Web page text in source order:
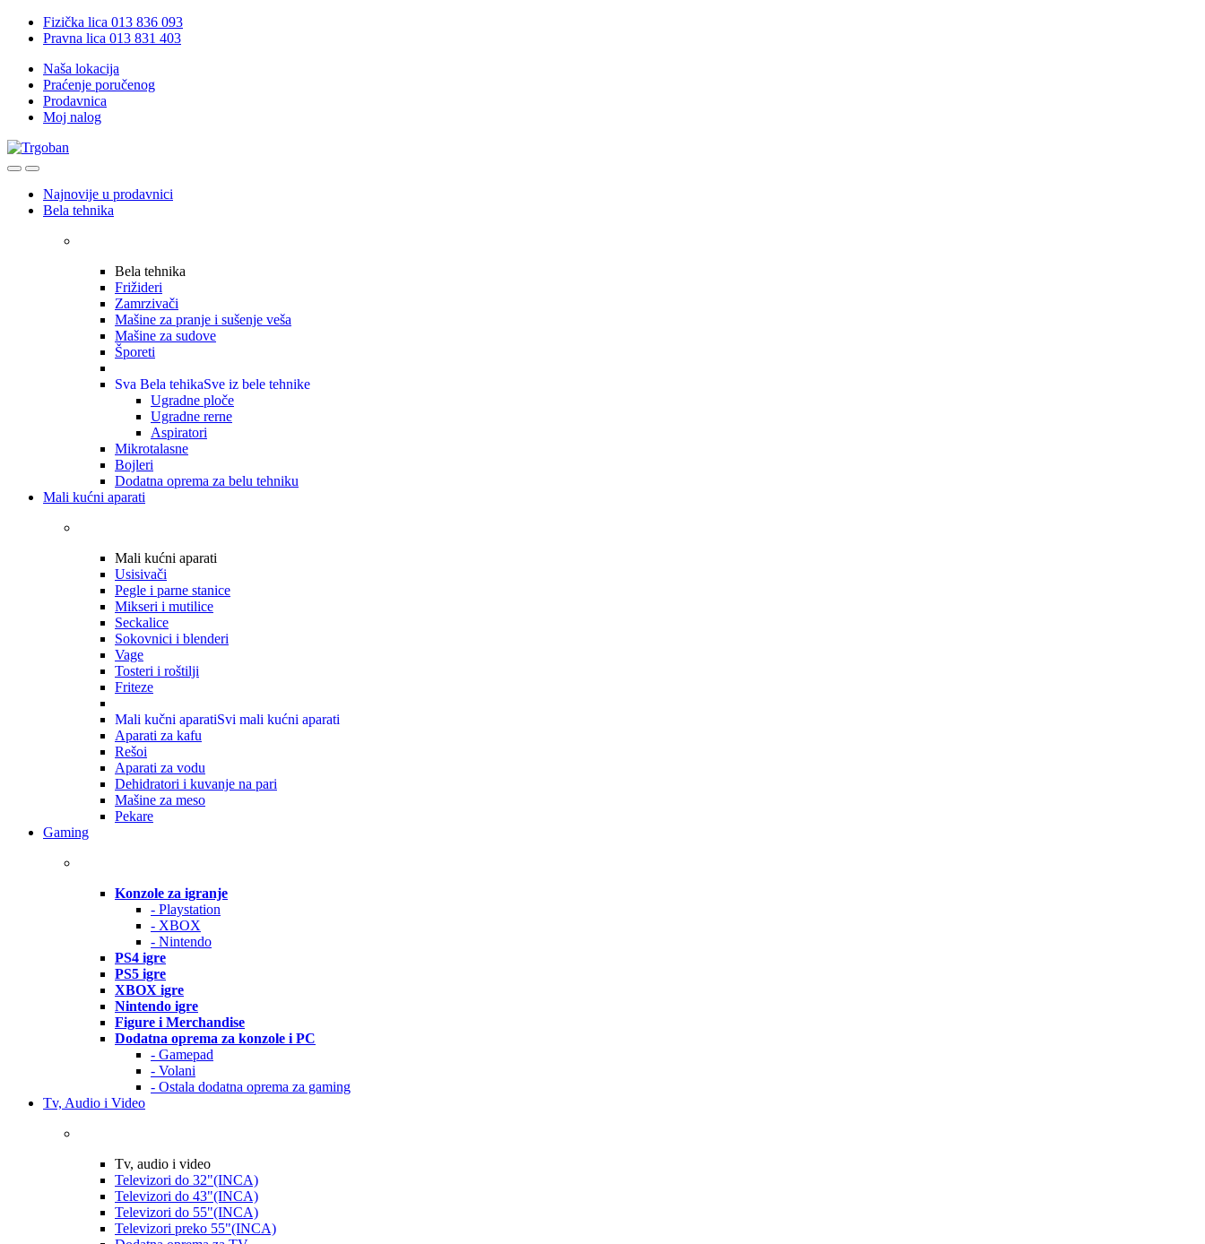
Skip
Skip
Fizička lica 013 836 093
Pravna lica 013 831 403
Naša lokacija
Praćenje poručenog
Prodavnica
Moj nalog
OpenClose
Najnovije u prodavnici
Bela tehnika
Bela tehnika
Frižideri
Zamrzivači
Mašine za pranje i sušenje veša
Mašine za sudove
Šporeti
Sva Bela tehikaSve iz bele tehnike
Ugradne ploče
Ugradne rerne
Aspiratori
Mikrotalasne
Bojleri
Dodatna oprema za belu tehniku
Mali kućni aparati
Mali kućni aparati
Usisivači
Pegle i parne stanice
Mikseri i mutilice
Seckalice
Sokovnici i blenderi
Vage
Tosteri i roštilji
Friteze
Mali kučni aparatiSvi mali kućni aparati
Aparati za kafu
Rešoi
Aparati za vodu
Dehidratori i kuvanje na pari
Mašine za meso
Pekare
Gaming
Konzole za igranje
- Playstation
- XBOX
- Nintendo
PS4 igre
PS5 igre
XBOX igre
Nintendo igre
Figure i Merchandise
Dodatna oprema za konzole i PC
- Gamepad
- Volani
- Ostala dodatna oprema za gaming
Tv, Audio i Video
Tv, audio i video
Televizori do 32"(INCA)
Televizori do 43"(INCA)
Televizori do 55"(INCA)
Televizori preko 55"(INCA)